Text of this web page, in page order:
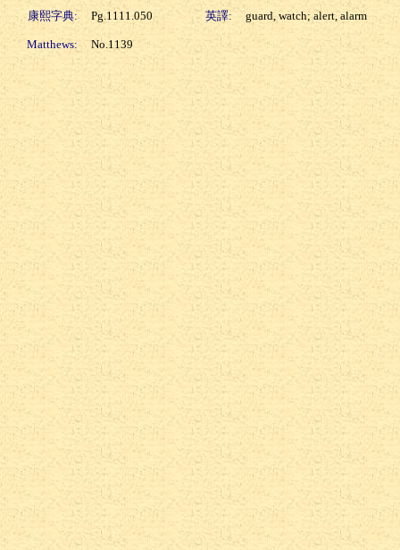
康熙字典: Pg.1111.050 英譯: guard, watch; alert, alarm
Matthews: No.1139